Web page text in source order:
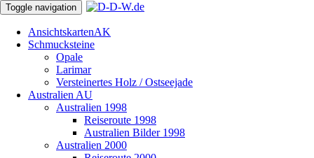
Toggle navigation
AnsichtskartenAK
Schmucksteine
Opale
Larimar
Versteinertes Holz / Ostseejade
Australien AU
Australien 1998
Reiseroute 1998
Australien Bilder 1998
Australien 2000